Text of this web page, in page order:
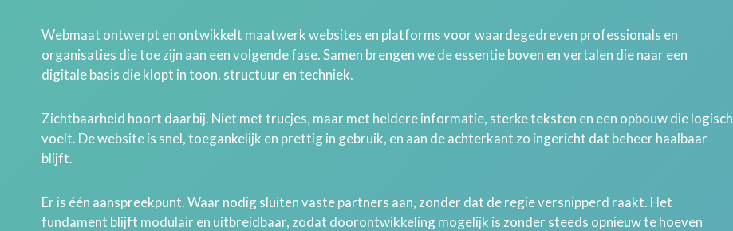
Webmaat ontwerpt en ontwikkelt maatwerk websites en platforms voor waardegedreven professionals en
organisaties die toe zijn aan een volgende fase. Samen brengen we de essentie boven en vertalen die naar een
digitale basis die klopt in toon, structuur en techniek.
Zichtbaarheid hoort daarbij. Niet met trucjes, maar met heldere informatie, sterke teksten en een opbouw die logisch
voelt. De website is snel, toegankelijk en prettig in gebruik, en aan de achterkant zo ingericht dat beheer haalbaar
blijft.
Er is één aanspreekpunt. Waar nodig sluiten vaste partners aan, zonder dat de regie versnipperd raakt. Het
fundament blijft modulair en uitbreidbaar, zodat doorontwikkeling mogelijk is zonder steeds opnieuw te hoeven